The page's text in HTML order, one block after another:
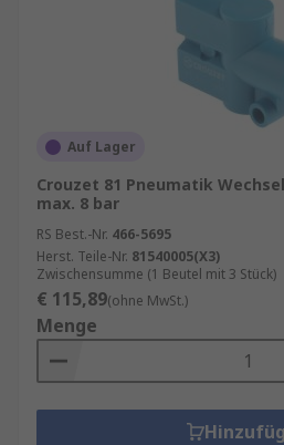
Auf Lager
Crouzet 81 Pneumatik
max. 8 bar
RS Best.-Nr. 466-5695
Herst. Teile-Nr. 81540005(X3)
Zwischensumme (1 Beutel mit 3 Stück)
€ 115,89(ohne MwSt.)
Menge